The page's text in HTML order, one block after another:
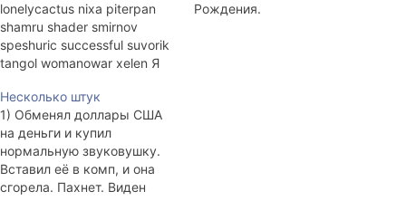
lonelycactus nixa piterpan
shamru shader smirnov
speshuric successful suvorik
tangol womanowar xelen Я
Н-ского сообщества ЖЖ-
истов. 15 ЖЖ-юзеров, по
совместительству -
человек, собрались и
напились (ну, это так
всегда бывает, могли бы и в
Рождения.
Несколько штук
1) Обменял доллары США
на деньги и купил
нормальную звуковушку.
Вставил её в комп, и она
сгорела. Пахнет. Виден